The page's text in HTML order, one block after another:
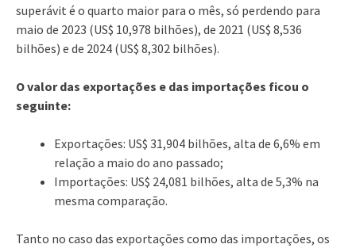
superávit é o quarto maior para o mês, só perdendo para
maio de 2023 (US$ 10,978 bilhões), de 2021 (US$ 8,536
bilhões) e de 2024 (US$ 8,302 bilhões).
O valor das exportações e das importações ficou o
seguinte:
Exportações: US$ 31,904 bilhões, alta de 6,6% em
relação a maio do ano passado;
Importações: US$ 24,081 bilhões, alta de 5,3% na
mesma comparação.
Tanto no caso das exportações como das importações, os